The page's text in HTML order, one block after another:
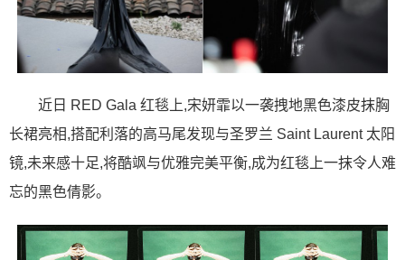
近日 RED Gala 红毯上,宋妍霏以一袭拽地黑色漆皮抹胸
长裙亮相,搭配利落的高马尾发现与圣罗兰 Saint Laurent 太阳
镜,未来感十足,将酷飒与优雅完美平衡,成为红毯上一抹令人难
忘的黑色倩影。